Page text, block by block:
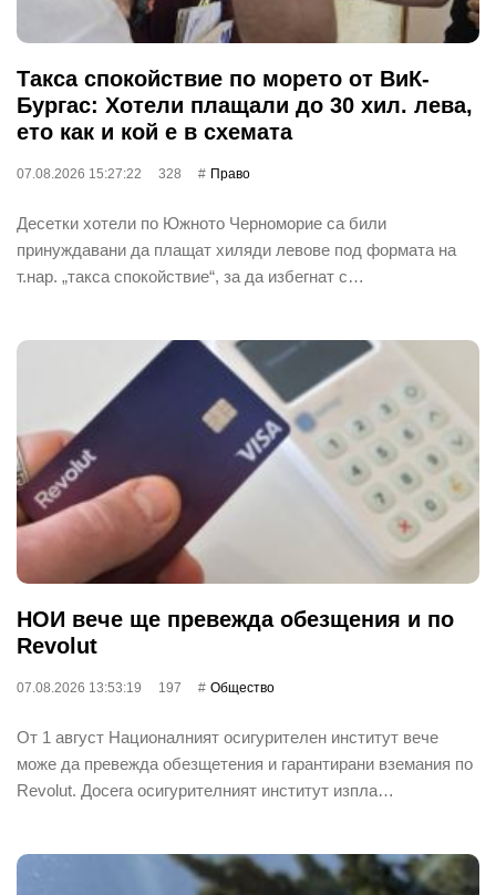
Такса спокойствие по морето от ВиК-
Бургас: Хотели плащали до 30 хил. лева,
ето как и кой е в схемата
07.08.2026 15:27:22 328 Право
Десетки хотели по Южното Черноморие са били
принуждавани да плащат хиляди левове под формата на
т.нар. „такса спокойствие“, за да избегнат с…
НОИ вече ще превежда обезщения и по
Revolut
07.08.2026 13:53:19 197 Общество
От 1 август Националният осигурителен институт вече
може да превежда обезщетения и гарантирани вземания по
Revolut. Досега осигурителният институт изпла…